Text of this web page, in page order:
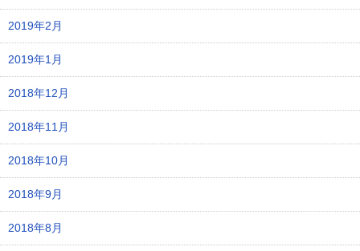
2019年2月
2019年1月
2018年12月
2018年11月
2018年10月
2018年9月
2018年8月